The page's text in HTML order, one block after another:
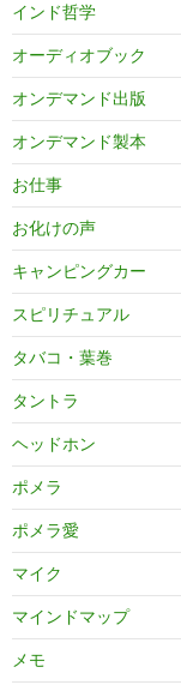
インド哲学
オーディオブック
オンデマンド出版
オンデマンド製本
お仕事
お化けの声
キャンピングカー
スピリチュアル
タバコ・葉巻
タントラ
ヘッドホン
ポメラ
ポメラ愛
マイク
マインドマップ
メモ